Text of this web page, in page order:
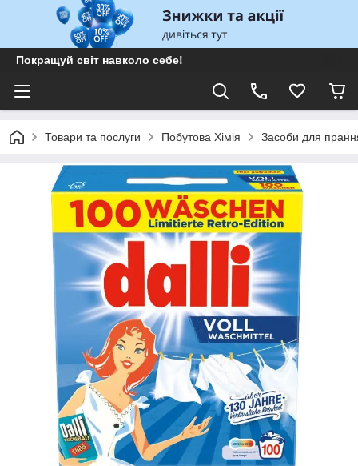
Покращуй світ навколо себе!
Товари та послуги Побутова Хімія Засоби для